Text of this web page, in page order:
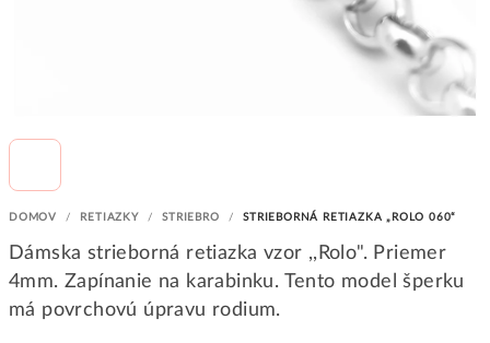
DOMOV / RETIAZKY / STRIEBRO / STRIEBORNÁ RETIAZKA „ROLO 060“
Dámska strieborná retiazka vzor ,,Rolo". Priemer
4mm. Zapínanie na karabinku. Tento model šperku
má povrchovú úpravu rodium.